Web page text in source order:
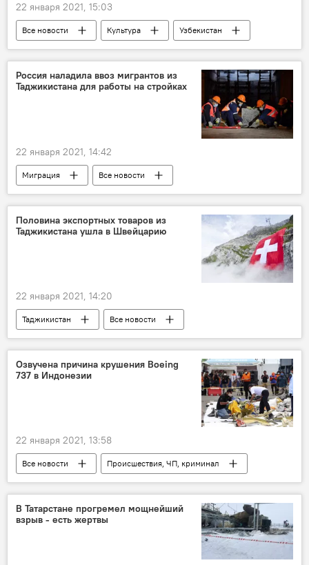
22 января 2021, 15:03
Все новости Культура
Узбекистан
приватизация
Россия наладила ввоз мигрантов из
Таджикистана для работы на стройках
22 января 2021, 14:42
Миграция
Все новости
Строительство
Россия
Новости мигрантов из Центральной Азии в России
Половина экспортных товаров из
Таджикистана ушла в Швейцарию
22 января 2021, 14:20
Таджикистан
Все новости
Экономика
Швейцария экспорт
Озвучена причина крушения Boeing
737 в Индонезии
22 января 2021, 13:58
Все новости
Происшествия, ЧП, криминал
самолет
Boeing
авиакатастрофа
Индонезия
В Татарстане прогремел мощнейший
взрыв - есть жертвы